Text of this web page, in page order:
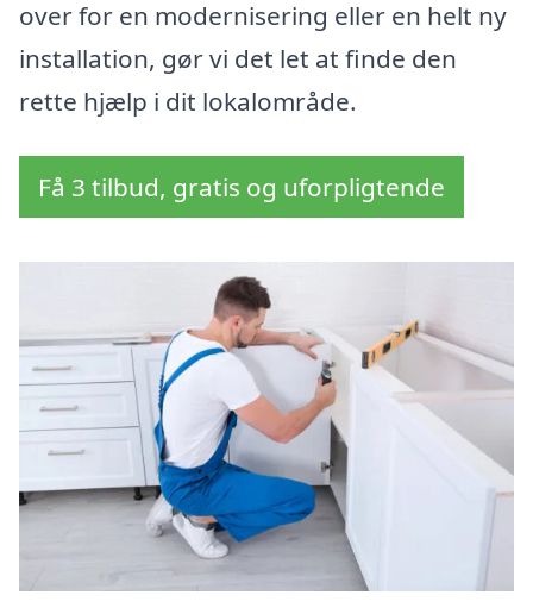
over for en modernisering eller en helt ny
installation, gør vi det let at finde den
rette hjælp i dit lokalområde.
Få 3 tilbud, gratis og uforpligtende